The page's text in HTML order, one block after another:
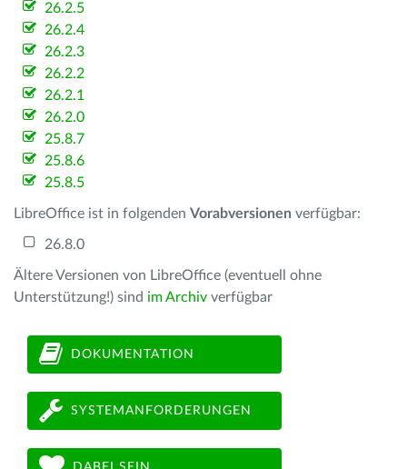
26.2.5
26.2.4
26.2.3
26.2.2
26.2.1
26.2.0
25.8.7
25.8.6
25.8.5
LibreOffice ist in folgenden Vorabversionen verfügbar:
26.8.0
Ältere Versionen von LibreOffice (eventuell ohne
Unterstützung!) sind im Archiv verfügbar
DOKUMENTATION
SYSTEMANFORDERUNGEN